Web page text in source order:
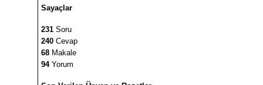
Sayaçlar
231 Soru
240 Cevap
68 Makale
94Yorum